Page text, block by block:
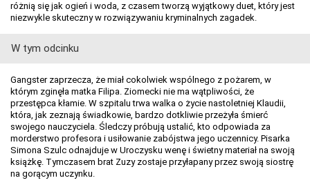
różnią się jak ogień i woda, z czasem tworzą wyjątkowy duet, który jest
niezwykle skuteczny w rozwiązywaniu kryminalnych zagadek.
W tym odcinku
Gangster zaprzecza, że miał cokolwiek wspólnego z pożarem, w
którym zginęła matka Filipa. Ziomecki nie ma wątpliwości, że
przestępca kłamie. W szpitalu trwa walka o życie nastoletniej Klaudii,
która, jak zeznają świadkowie, bardzo dotkliwie przeżyła śmierć
swojego nauczyciela. Śledczy próbują ustalić, kto odpowiada za
morderstwo profesora i usiłowanie zabójstwa jego uczennicy. Pisarka
Simona Szulc odnajduje w Uroczysku wenę i świetny materiał na swoją
książkę. Tymczasem brat Zuzy zostaje przyłapany przez swoją siostrę
na gorącym uczynku.